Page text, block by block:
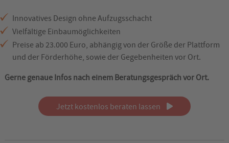
Innovatives Design ohne Aufzugsschacht
Vielfältige Einbaumöglichkeiten
Preise ab 23.000 Euro, abhängig von der Größe der Plattform
und der Förderhöhe, sowie der Gegebenheiten vor Ort.
Gerne genaue Infos nach einem Beratungsgespräch vor Ort.
Jetzt kostenlos beraten lassen